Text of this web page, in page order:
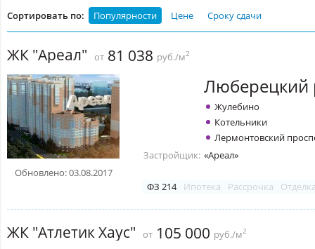
Сортировать по: Популярности Цене Сроку сдачи
ЖК "Ареал" от 81 038 руб./м2
Обновлено: 03.08.2017
Люберецкий
Жулебино
Котельники
Лермонтовский
Застройщик: «Ареал»
ФЗ 214 Ипотека Рассрочка
ЖК "Атлетик Хаус" от 105 000 руб./м2